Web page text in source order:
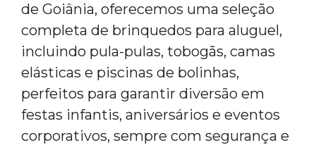
de Goiânia, oferecemos uma seleção
completa de brinquedos para aluguel,
incluindo pula-pulas, tobogãs, camas
elásticas e piscinas de bolinhas,
perfeitos para garantir diversão em
festas infantis, aniversários e eventos
corporativos, sempre com segurança e